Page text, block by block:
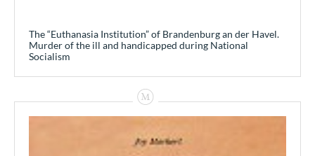
The “Euthanasia Institution” of Brandenburg an der Havel.
Murder of the ill and handicapped during National
Socialism